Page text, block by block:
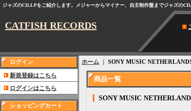
ジャズのCD,LPをご紹介します。メジャーからマイナー、自主制作盤までジャズの
CATFISH RECORDS
ログイン
新規登録はこちら
ログインはこちら
ショッピングカート
ホーム SONY MUSIC
商品一覧
SONY MUSIC